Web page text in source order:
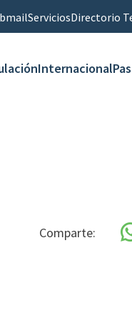
ServiciosDirectorio
Internacional
Comparte: